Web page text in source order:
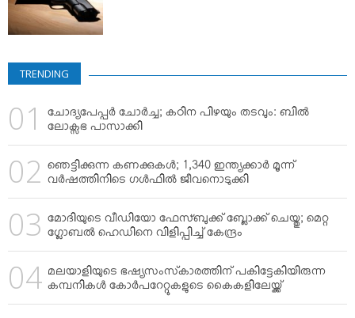
GREETINGS
CLASSIFIEDS
OBITUARY
TRENDING
ചോദ്യപേപ്പര്‍ ചോര്‍ച്ച; കഠിന പിഴയും തടവും: ബില്‍
ലോക്സഭ പാസാക്കി
ഞെട്ടിക്കുന്ന കണക്കുകള്‍; 1,340 ഇന്ത്യക്കാര്‍ മൂന്ന്
വര്‍ഷത്തിനിടെ ഗള്‍ഫില്‍ ജീവനൊടുക്കി
മോദിയുടെ വീഡിയോ ഫേസ്ബുക്ക് ബ്ലോക്ക് ചെയ്തു; മെറ്റ
ഗ്ലോബല്‍ ഹെഡിനെ വിളിപ്പിച്ച് കേന്ദ്രം
മലയാളിയുടെ ഭഷ്യസംസ്‌കാരത്തിന് പകിട്ടേകിയിരുന്ന
കമ്പനികള്‍ കോര്‍പറേറ്റുകളുടെ കൈകളിലേയ്ക്ക്